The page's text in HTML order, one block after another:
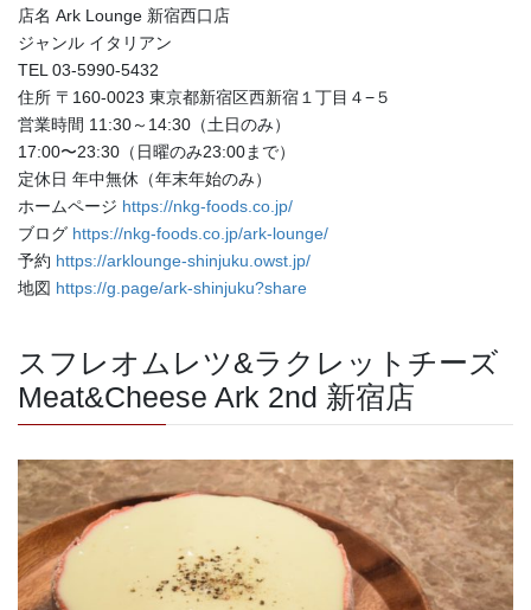
店名 Ark Lounge 新宿西口店
ジャンル イタリアン
TEL 03-5990-5432
住所 〒160-0023 東京都新宿区西新宿１丁目４−５
営業時間 11:30～14:30（土日のみ）
17:00〜23:30（日曜のみ23:00まで）
定休日 年中無休（年末年始のみ）
ホームページ https://nkg-foods.co.jp/
ブログ https://nkg-foods.co.jp/ark-lounge/
予約 https://arklounge-shinjuku.owst.jp/
地図 https://g.page/ark-shinjuku?share
スフレオムレツ&ラクレットチーズ
Meat&Cheese Ark 2nd 新宿店